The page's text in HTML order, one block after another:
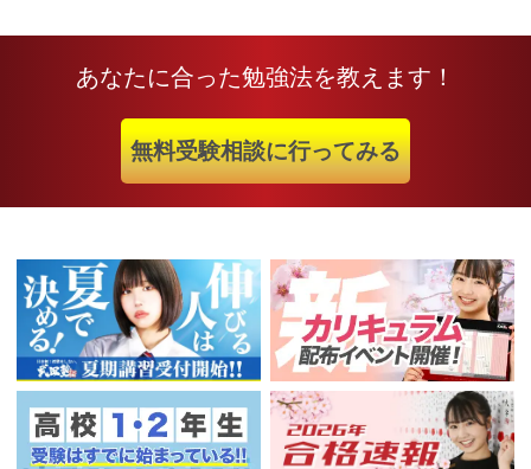
あなたに合った勉強法を教えます！
無料受験相談に行ってみる